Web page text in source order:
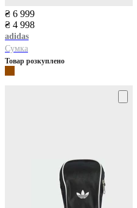
₴ 6 999
₴ 4 998
adidas
Сумка
Товар розкуплено